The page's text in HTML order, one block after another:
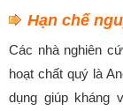
Hạn chế
Các nhà nghiên
hoạt chất quý là
dụng giúp kháng